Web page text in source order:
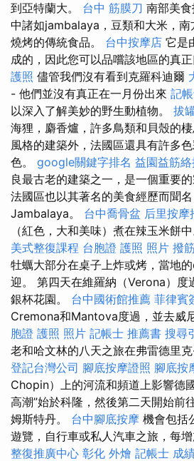
到亞特蘭大。 台中 筋膜刀 南部美
中諸如jambalaya，豆類和大米，
燒烤的傳統食品。 台中按摩店 它是
成的，因此您可以品嚐該地區的真正
護照 儘管我們沒有看到克羅科迪爾
- 他們並沒有真正在一月份出來 記
以深入了解美妙的野生動植物。 拔
海狸，麝香爐，許多鳥類和貝殼的
風格的建築外，法國區還具有許多
色。 google關鍵字排名 益園益筋
良最古老的建築之一，是一個重要的
法國區也以其著名的美食經歷而聞
Jambalaya。 台中喬骨盆 后里按摩
（紅色，大和美味）煮在辣玉米餅中
美式整復課程 台胞證 護照 照片 撥
牡蠣大部分在桌子上炸或烤，當地
迎。 第四天在維羅納（Verona）度
銀杯花園。 台中國術館推薦 菲律賓
Cremona和Mantova度過，並去威
胞證 護照 照片 記帳士 推薦書 搜尋
老和哈文林的八天之旅在弗雷德里
登記台灣公司 腳底按摩證照 腳底按
Chopin）上的河流和頻道上影響德
高潮”始於科隆，然後第二天開始前
姆斯特丹。 台中腳底按摩 機會包括
遊覽，自行車或私人汽車之旅，每增
整復推廣中心 彰化 外燴 記帳士 成